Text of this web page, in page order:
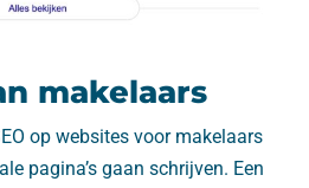
makelaars
op websites voor makelaars
pagina’s gaan schrijven. Een